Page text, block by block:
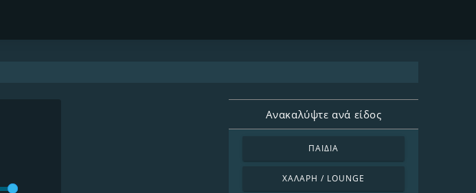
Ανακαλύψτε ανά είδος
ΠΑΙΔΙΆ
ΧΑΛΑΡΉ / LOUNGE